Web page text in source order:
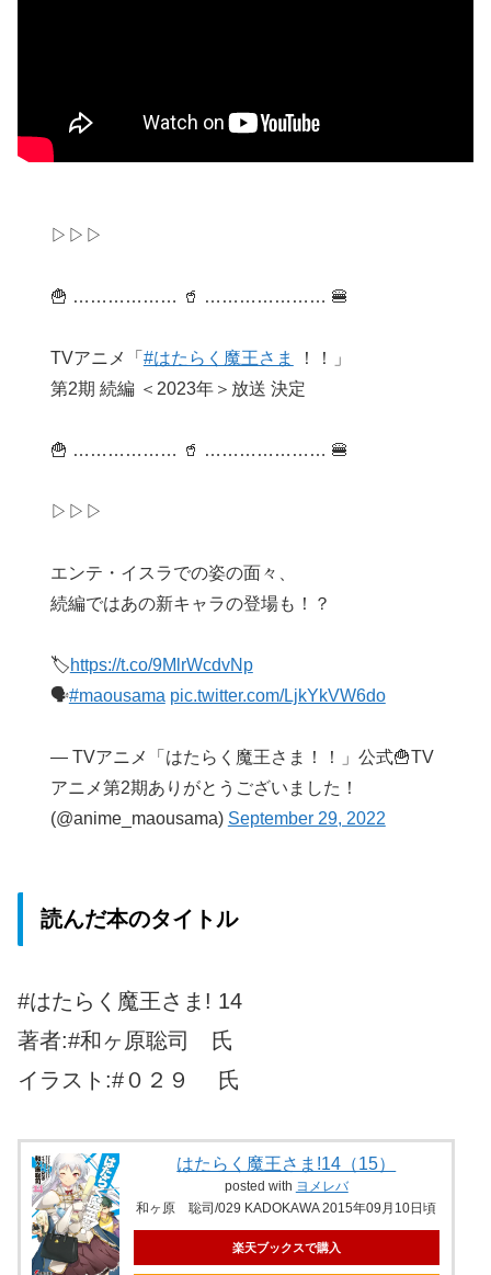
▷▷▷
🍟 ……………… 🥤 ………………… 🍔
TVアニメ「 #はたらく魔王さま
！！」
第2期 続編 ＜2023年＞放送 決定
🍟 ……………… 🥤 ………………… 🍔
▷▷▷
エンテ・イスラでの姿の面々、
続編ではあの新キャラの登場も！？
🏷https://t.co/9MlrWcdvNp
🗣#maousama pic.twitter.com/LjkYkVW6do
— TVアニメ「はたらく魔王さま！！」公式🍟TV
アニメ第2期ありがとうございました！
(@anime_maousama) September 29, 2022
読んだ本のタイトル
#はたらく魔王さま! 14
著者:#和ヶ原聡司 氏
イラスト:#０２９ 氏
はたらく魔王さま!14（15）
posted with ヨメレバ
和ヶ原 聡司/029 KADOKAWA 2015年09月10日頃
楽天ブックスで購入